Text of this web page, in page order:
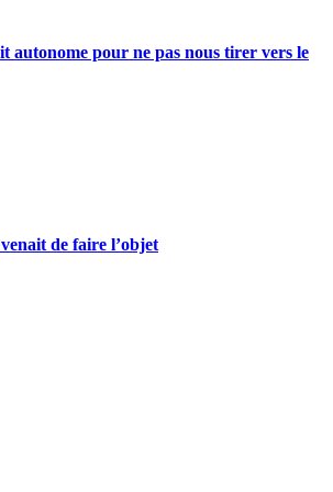
autonome pour ne pas nous tirer vers le
de faire l’objet